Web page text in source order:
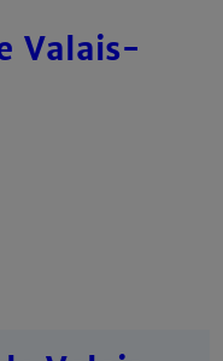
Valais-